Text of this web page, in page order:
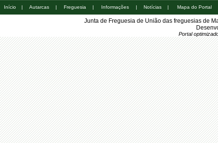
Início | Autarcas | Freguesia | Informações | Notícias | Mapa do Portal
Junta de Freguesia de União das freguesias de
Portal